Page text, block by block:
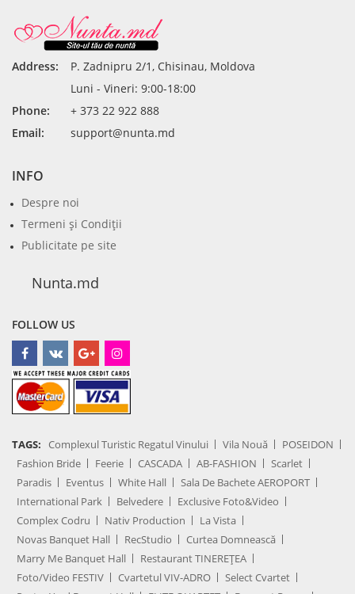
Address:
P. Zadnipru 2/1, Chisinau, Moldova
Luni - Vineri: 9:00-18:00
Phone:
+ 373 22 922 888
Email:
support@nunta.md
INFO
Despre noi
Termeni şi Condiţii
Publicitate pe site
Nunta.md
FOLLOW US
TAGS: Complexul Turistic Regatul Vinului Vila Nouă
POSEIDON
Fashion Bride
Feerie CASCADA AB-FASHION
Scarlet
Paradis
Eventus White Hall
Sala De Bachete AEROPORT
International Park
Belvedere
Exclusive Foto&Video
Complex Codru
Nativ Production
La Vista
Novas Banquet Hall
RecStudio
Curtea Domnească
Marry Me Banquet Hall
Restaurant TINEREȚEA
Foto/Video FESTIV
Cvartetul VIV-ADRO
Select Cvartet